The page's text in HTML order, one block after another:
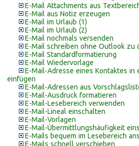
E-Mail Attachments aus
E-Mail aus Notiz erzeugen
E-Mail im Urlaub (1)
E-Mail im Urlaub (2)
E-Mail nochmals versenden
E-Mail schreiben ohne Outlook zu
E-Mail Standardformatierung
E-Mail Wiedervorlage
E-Mail-Adresse eines Kontaktes in
einfügen
E-Mail-Adressen aus
E-Mail-Ausdruck formatieren
E-Mail-Lesebereich verwenden
E-Mail-Lineal einschalten
E-Mail-Vorlagen
E-Mail-Übermittlungshäufigkeit
E-Mails bequem im Lesebereich
E-Mails schnell verschieben